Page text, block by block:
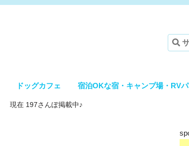
ドッグカフェ 宿泊OKな宿・キャンプ場・RV
現在 197さんぽ掲載中♪